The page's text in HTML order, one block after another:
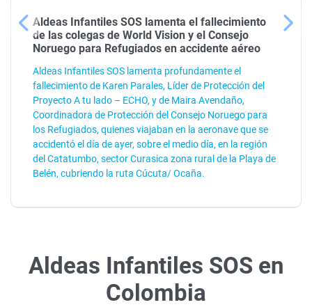
Aldeas Infantiles SOS lamenta el fallecimiento
de las colegas de World Vision y el Consejo
Noruego para Refugiados en accidente aéreo
Aldeas Infantiles SOS lamenta profundamente el
fallecimiento de Karen Parales, Líder de Protección del
Proyecto A tu lado – ECHO, y de Maira Avendaño,
Coordinadora de Protección del Consejo Noruego para
los Refugiados, quienes viajaban en la aeronave que se
accidentó el día de ayer, sobre el medio día, en la región
del Catatumbo, sector Curasica zona rural de la Playa de
Belén, cubriendo la ruta Cúcuta/ Ocaña.
Aldeas Infantiles SOS en
Colombia